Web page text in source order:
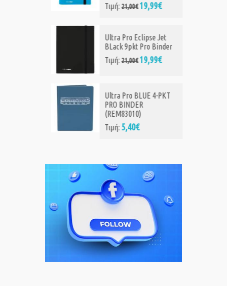
Τιμή:21,00€19,99€
Ultra Pro Eclipse Jet
BLack 9pkt Pro Binder
Τιμή:21,00€19,99€
Ultra Pro BLUE 4-PKT
PRO BINDER
(REM83010)
Τιμή:5,40€